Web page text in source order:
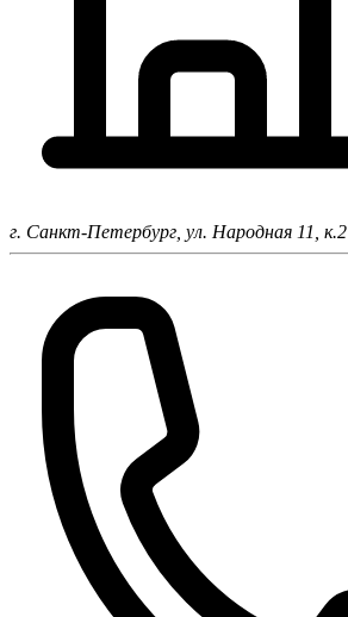
г. Санкт-Петербург, ул. Народная 11, к.2